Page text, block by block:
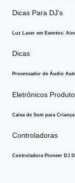
Posted
Dicas Para DJ's
Luz Laser em Eventos:
Posted
Dicas
Processador de Áudio
Posted
Eletrônicos
Caixa de Som para Criança
Posted
Controladoras
Controladora Pioneer DJ